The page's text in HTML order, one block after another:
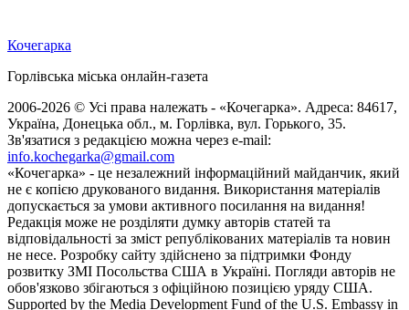
Кочегарка
Горлівська міська онлайн-газета
2006-2026 © Усі права належать - «Кочегарка». Адреса: 84617,
Україна, Донецька обл., м. Горлівка, вул. Горького, 35.
Зв'язатися з редакцією можна через e-mail:
info.kochegarka@gmail.com
«Кочегарка» - це незалежний інформаційний майданчик, який
не є копією друкованого видання. Використання матеріалів
допускається за умови активного посилання на видання!
Редакція може не розділяти думку авторів статей та
відповідальності за зміст републікованих матеріалів та новин
не несе. Розробку сайту здійснено за підтримки Фонду
розвитку ЗМІ Посольства США в Україні. Погляди авторів не
обов'язково збігаються з офіційною позицією уряду США.
Supported by the Media Development Fund of the U.S. Embassy in